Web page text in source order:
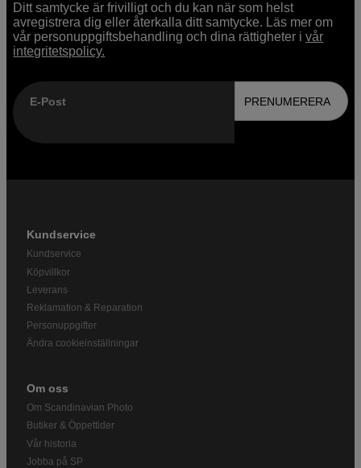
Ditt samtycke är frivilligt och du kan när som helst
avregistrera dig eller återkalla ditt samtycke. Läs mer om
vår personuppgiftsbehandling och dina rättigheter ivår
integritetspolicy.
E-Post PRENUMERERA
Kundservice
Kundservice
Köpvillkor
Leverans
Reklamation & Reparation
Personuppgifter
Ändra cookieinställningar
Om oss
Om Scandinavian Photo
Butiker & Öppettider
Vår historia
Jobba på SP